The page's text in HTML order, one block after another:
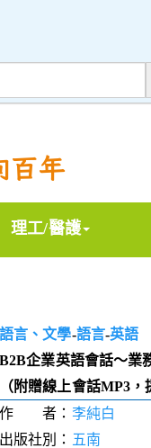
百年
理工/醫護
語言、文學-語言-英語
B2B企業英語會話～業
（附贈線上會話MP3
作 者： 李純白
出版社別： 五南